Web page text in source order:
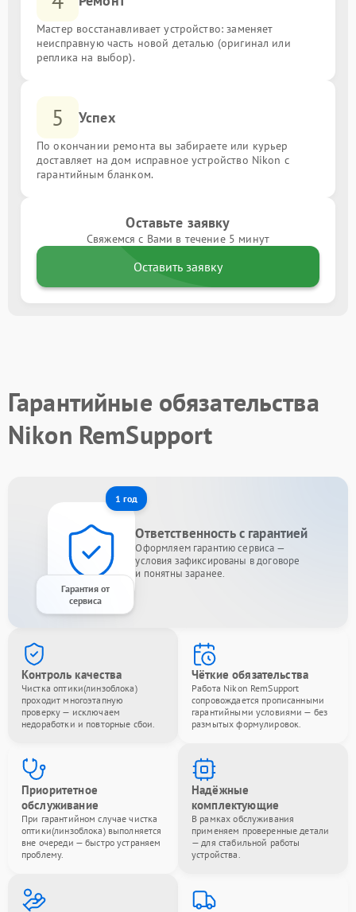
Мастер восстанавливает устройство: заменяет
неисправную часть новой деталью (оригинал или
реплика на выбор).
5 Успех
По окончании ремонта вы забираете или курьер
доставляет на дом исправное устройство Nikon с
гарантийным бланком.
Оставьте заявку
Свяжемся с Вами в течение 5 минут
Оставить заявку
Гарантийные обязательства
Nikon RemSupport
1 год
Гарантия от
сервиса
Ответственность с гарантией
Оформляем гарантию сервиса —
условия зафиксированы в договоре
и понятны заранее.
Контроль качества
Чистка оптики(линзоблока)
проходит многоэтапную
проверку — исключаем
недоработки и повторные сбои.
Чёткие обязательства
Работа Nikon RemSupport
сопровождается прописанными
гарантийными условиями — без
размытых формулировок.
Приоритетное
обслуживание
При гарантийном случае чистка
оптики(линзоблока) выполняется
вне очереди — быстро устраняем
проблему.
Надёжные
комплектующие
В рамках обслуживания
применяем проверенные детали
— для стабильной работы
устройства.